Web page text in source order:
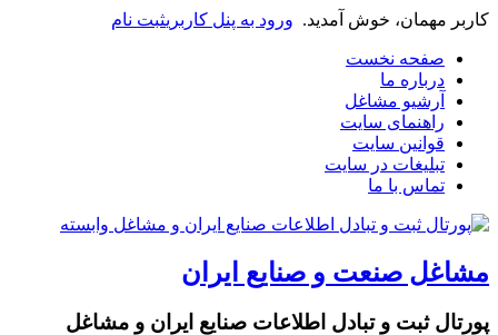
کاربر مهمان، خوش آمدید. ورود به پنل کاربریثبت نام
صفحه نخست
درباره ما
آرشیو مشاغل
راهنمای سایت
قوانین سایت
تبلیغات در سایت
تماس با ما
مشاغل صنعت و صنایع ایران
پورتال ثبت و تبادل اطلاعات صنایع ایران و مشاغل